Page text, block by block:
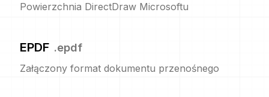
Powierzchnia DirectDraw Microsoftu
EPDF .epdf
Załączony format dokumentu przenośnego